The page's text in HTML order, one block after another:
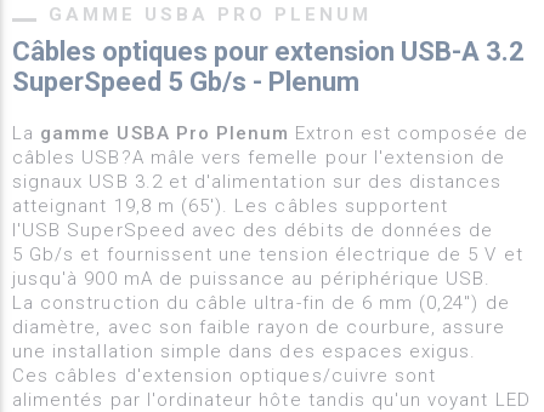
GAMME USBA PRO PLENUM
Câbles optiques pour extension USB-A 3.2
SuperSpeed 5 Gb/s - Plenum
La gamme USBA Pro Plenum Extron est composée de
câbles USB?A mâle vers femelle pour l'extension de
signaux USB 3.2 et d'alimentation sur des distances
atteignant 19,8 m (65'). Les câbles supportent
l'USB SuperSpeed avec des débits de données de
5 Gb/s et fournissent une tension électrique de 5 V et
jusqu'à 900 mA de puissance au périphérique USB.
La construction du câble ultra-fin de 6 mm (0,24") de
diamètre, avec son faible rayon de courbure, assure
une installation simple dans des espaces exigus.
Ces câbles d'extension optiques/cuivre sont
alimentés par l'ordinateur hôte tandis qu'un voyant LED